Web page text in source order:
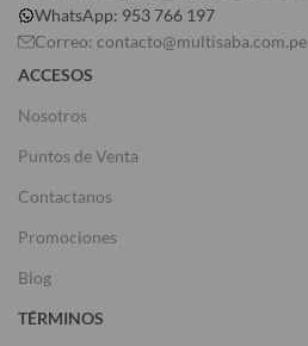
WhatsApp: 953 766 197
Correo: contacto@multisaba.com.pe
ACCESOS
Nosotros
Puntos de Venta
Contactanos
Promociones
Blog
TÉRMINOS